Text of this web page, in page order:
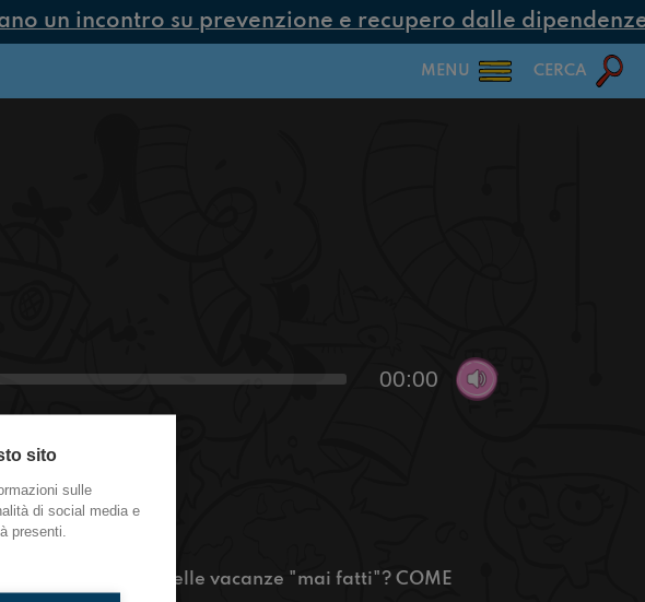
un incontro su prevenzione e recupero dalle dipendenze
MENU CERCA
00:00
compiti delle vacanze "mai fatti"? COME
sito
sulle
di social media e
presenti.